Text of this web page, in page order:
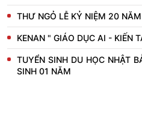
THƯ NGỎ LỄ KỶ NIỆM 20
KENAN " GIÁO DỤC AI - KIẾN
TUYỂN SINH DU HỌC NHẬT
SINH 01 NĂM